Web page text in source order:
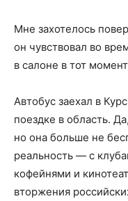
Мне захотелось
он чувствовал во
в салоне в тот
Автобус заехал в
поездке в область.
но она больше не
реальность — с
кофейнями и
вторжения